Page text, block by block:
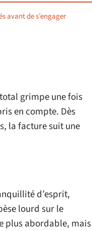
avant de s’engager
total grimpe une fois
en compte. Dès
la facture suit une
d’esprit,
lourd sur le
plus abordable, mais